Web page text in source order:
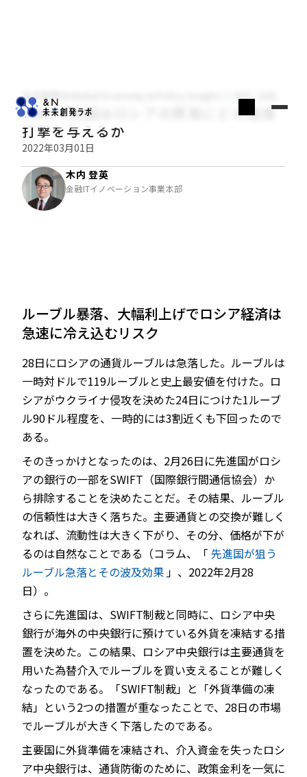
JP EN
木内登英のGlobal Economy & Policy Insight
SWIFT制裁はロシアの貿易にどの程度
打撃を与えるか
2022年03月01日
木内 登英
金融ITイノベーション事業本部
ルーブル暴落、大幅利上げでロシア経済は
急速に冷え込むリスク
28日にロシアの通貨ルーブルは急落した。ルーブルは
一時対ドルで119ルーブルと史上最安値を付けた。ロ
シアがウクライナ侵攻を決めた24日につけた1ルーブ
ル90ドル程度を、一時的には3割近くも下回ったので
ある。
そのきっかけとなったのは、2月26日に先進国がロシ
アの銀行の一部をSWIFT（国際銀行間通信協会）か
ら排除することを決めたことだ。その結果、ルーブル
の信頼性は大きく落ちた。主要通貨との交換が難しく
なれば、流動性は大きく下がり、その分、価格が下が
るのは自然なことである（コラム、「 先進国が狙う
ルーブル急落とその波及効果」、2022年2月28
日）。
さらに先進国は、SWIFT制裁と同時に、ロシア中央
銀行が海外の中央銀行に預けている外貨を凍結する措
置を決めた。この結果、ロシア中央銀行は主要通貨を
用いた為替介入でルーブルを買い支えることが難しく
なったのである。「SWIFT制裁」と「外貨準備の凍
結」という2つの措置が重なったことで、28日の市場
でルーブルが大きく下落したのである。
主要国に外貨準備を凍結され、介入資金を失ったロシ
ア中央銀行は、通貨防衛のために、政策金利を一気に